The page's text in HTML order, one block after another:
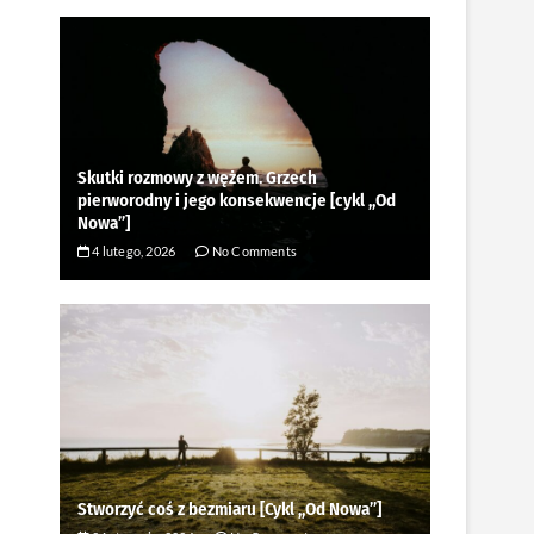
Skutki rozmowy z wężem. Grzech
pierworodny i jego konsekwencje [cykl ,,Od
Nowa”]
4 lutego, 2026 No Comments
Stworzyć coś z bezmiaru [Cykl ,,Od Nowa”]